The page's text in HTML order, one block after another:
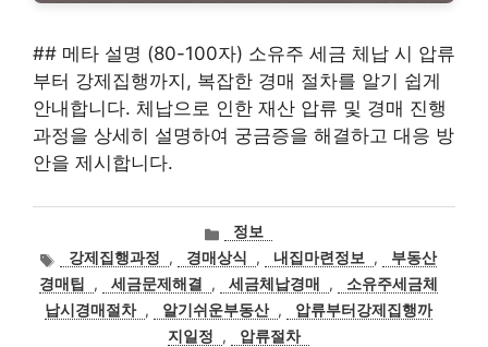
## 메타 설명 (80-100자) 소유주 세금 체납 시 압류
부터 강제집행까지, 복잡한 경매 절차를 알기 쉽게
안내합니다. 체납으로 인한 재산 압류 및 경매 진행
과정을 상세히 설명하여 궁금증을 해결하고 대응 방
안을 제시합니다.
카
테
고
리
정보
태
그
강제집행과정 , 경매상식 , 내집마련정보 ,
부동산
경매팁
, 세금문제해결 , 세금체납경매 ,
소유주세금체
납시경매절차 , 알기쉬운부동산 ,
압류부터강제집행까
지일정
, 압류절차